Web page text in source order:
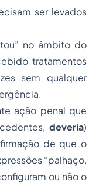
ser levados
no âmbito do
tratamentos
sem qualquer
ação penal que
deveria)
de que o
“palhaço,
ou não o